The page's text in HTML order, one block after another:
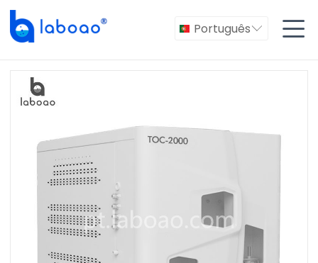
Português 